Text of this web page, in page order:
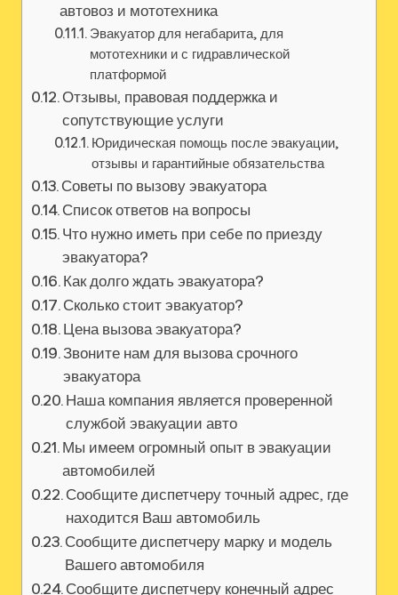
автовоз и мототехника
Эвакуатор для негабарита‚ для
мототехники и с гидравлической
платформой
Отзывы‚ правовая поддержка и
сопутствующие услуги
Юридическая помощь после эвакуации‚
отзывы и гарантийные обязательства
Советы по вызову эвакуатора
Список ответов на вопросы
Что нужно иметь при себе по приезду
эвакуатора?
Как долго ждать эвакуатора?
Сколько стоит эвакуатор?
Цена вызова эвакуатора?
Звоните нам для вызова срочного
эвакуатора
Наша компания является проверенной
службой эвакуации авто
Мы имеем огромный опыт в эвакуации
автомобилей
Сообщите диспетчеру точный адрес‚ где
находится Ваш автомобиль
Сообщите диспетчеру марку и модель
Вашего автомобиля
Сообщите диспетчеру конечный адрес